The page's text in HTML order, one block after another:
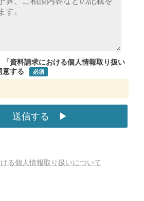
「資料請求における個人情報取り扱い
意する
る個人情報取り扱いについて